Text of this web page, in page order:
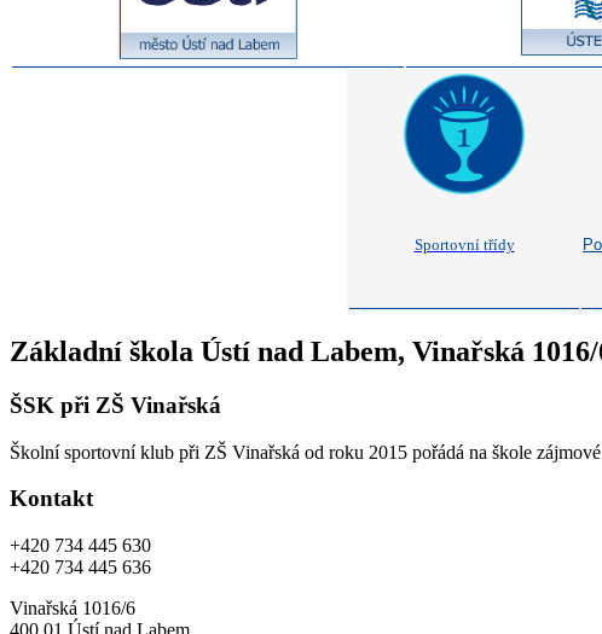
Sportovní třídy
Základní škola Ústí nad Labem, Vinařská
ŠSK při ZŠ Vinařská
Školní sportovní klub při ZŠ Vinařská od roku 2015 pořádá na škole
Kontakt
+420 734 445 630
+420 734 445 636
Vinařská 1016/6
400 01 Ústí nad Labem